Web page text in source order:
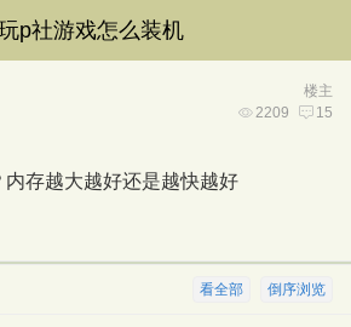
p社游戏怎么装机
楼主
2209 15
存越大越好还是越快越好
倒序浏览
看全部